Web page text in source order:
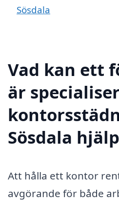
Sösdala
Vad kan ett
är
Sösdala
Att hålla ett kontor
avgörande för både